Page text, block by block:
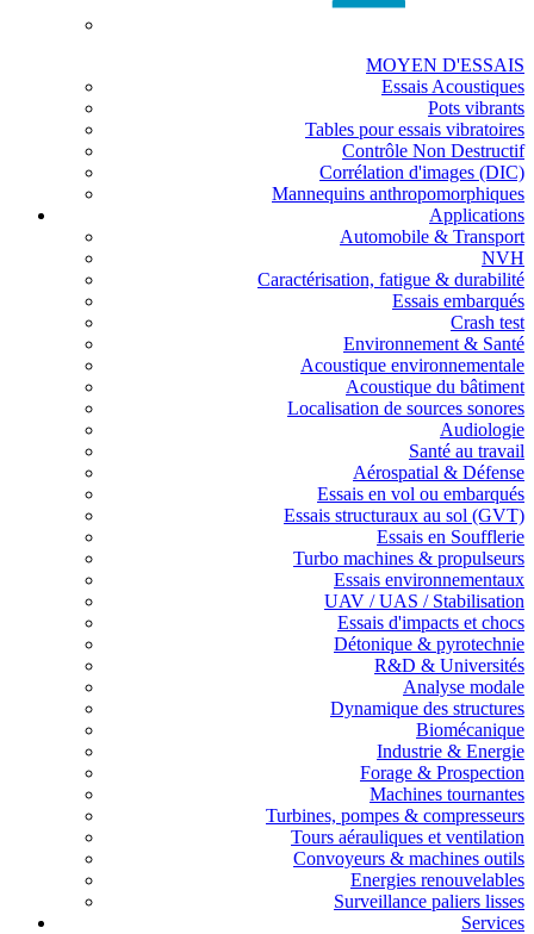
MOYEN D'ESSAIS
Essais Acoustiques
Pots vibrants
Tables pour essais vibratoires
Contrôle Non Destructif
Corrélation d'images (DIC)
Mannequins anthropomorphiques
Applications
Automobile & Transport
NVH
Caractérisation, fatigue & durabilité
Essais embarqués
Crash test
Environnement & Santé
Acoustique environnementale
Acoustique du bâtiment
Localisation de sources sonores
Audiologie
Santé au travail
Aérospatial & Défense
Essais en vol ou embarqués
Essais structuraux au sol (GVT)
Essais en Soufflerie
Turbo machines & propulseurs
Essais environnementaux
UAV / UAS / Stabilisation
Essais d'impacts et chocs
Détonique & pyrotechnie
R&D & Universités
Analyse modale
Dynamique des structures
Biomécanique
Industrie & Energie
Forage & Prospection
Machines tournantes
Turbines, pompes & compresseurs
Tours aérauliques et ventilation
Convoyeurs & machines outils
Energies renouvelables
Surveillance paliers lisses
Services